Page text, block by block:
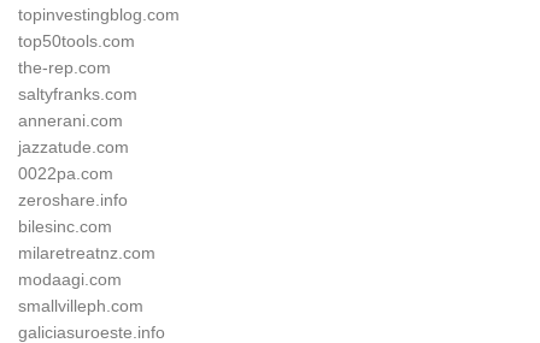
topinvestingblog.com
top50tools.com
the-rep.com
saltyfranks.com
annerani.com
jazzatude.com
0022pa.com
zeroshare.info
bilesinc.com
milaretreatnz.com
modaagi.com
smallvilleph.com
galiciasuroeste.info